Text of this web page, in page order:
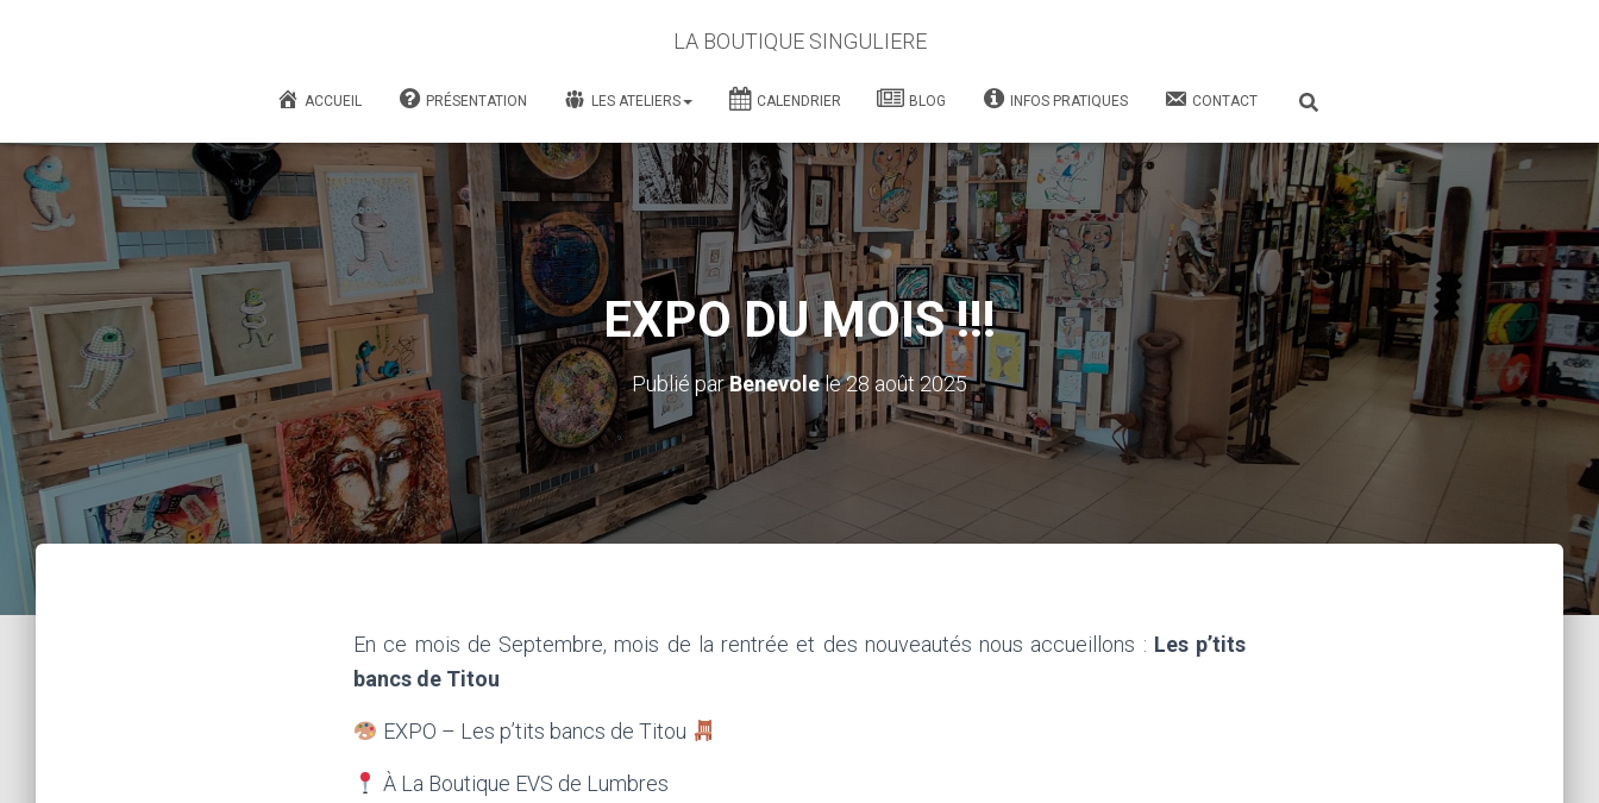
LA BOUTIQUE SINGULIERE
ACCUEIL PRÉSENTATION LES ATELIERS CALENDRIER BLOG INFOS PRATIQUES CONTACT
EXPO DU MOIS !!!
Publié parBenevolele28 août 2025
En ce mois de Septembre, mois de la rentrée et des nouveautés nous accueillons : Les p’tits
bancs de Titou
EXPO – Les p’tits bancs de Titou
À La Boutique EVS de Lumbres